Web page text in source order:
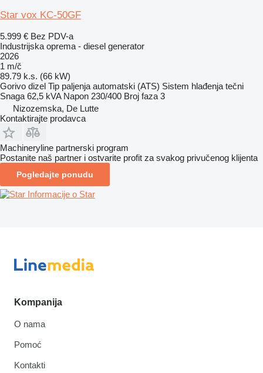
Star vox KC-50GF
5.999 € Bez PDV-a
Industrijska oprema - diesel generator
2026
1 m/č
89.79 k.s. (66 kW)
Gorivo dizel Tip paljenja automatski (ATS) Sistem hlađenja tečni
Snaga 62,5 kVA Napon 230/400 Broj faza 3
Nizozemska, De Lutte
Kontaktirajte prodavca
Machineryline partnerski program
Postanite naš partner i ostvarite profit za svakog privučenog klijenta
Pogledajte ponudu
Informacije o Star
Kompanija
O nama
Pomoć
Kontakti